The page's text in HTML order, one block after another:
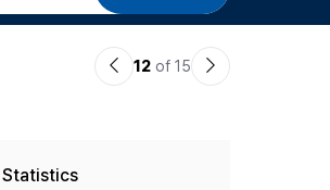
이12 of 15
다
Statistics